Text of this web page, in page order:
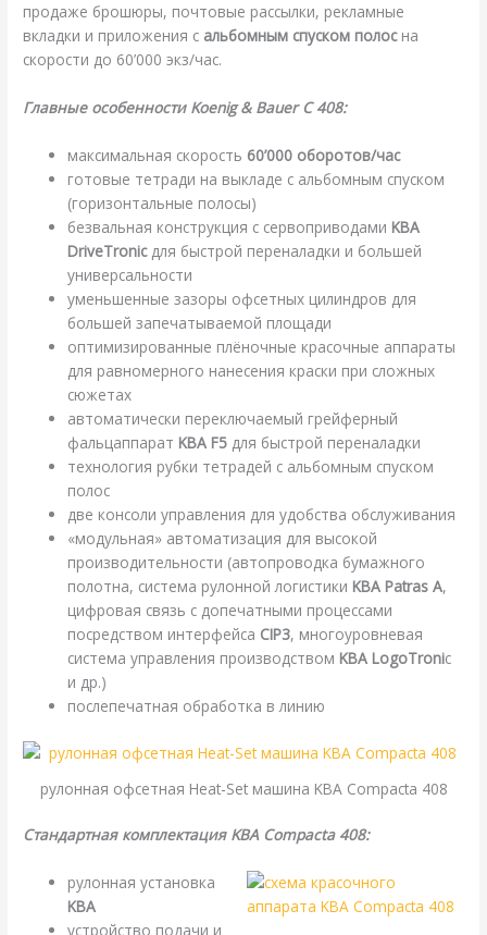
продаже брошюры, почтовые рассылки, рекламные
вкладки и приложения с альбомным спуском полосна
скорости до 60’000 экз/час.
Главные особенности Koenig & Bauer C 408:
максимальная скорость 60’000 оборотов/час
готовые тетради на выкладе с альбомным спуском
(горизонтальные полосы)
безвальная конструкция с сервоприводами KBA
DriveTronicдля быстрой переналадки и большей
универсальности
уменьшенные зазоры офсетных цилиндров для
большей запечатываемой площади
оптимизированные плёночные красочные аппараты
для равномерного нанесения краски при сложных
сюжетах
автоматически переключаемый грейферный
фальцаппарат KBA F5 для быстрой переналадки
технология рубки тетрадей с альбомным спуском
полос
две консоли управления для удобства обслуживания
«модульная» автоматизация для высокой
производительности (автопроводка бумажного
полотна, система рулонной логистики KBA Patras A,
цифровая связь с допечатными процессами
посредством интерфейса CIP3, многоуровневая
система управления производством KBA LogoTronic
и др.)
послепечатная обработка в линию
рулонная офсетная Heat-Set машина KBA Compacta 408
Стандартная комплектация KBA Compacta 408:
рулонная установка
KBA
устройство подачи и